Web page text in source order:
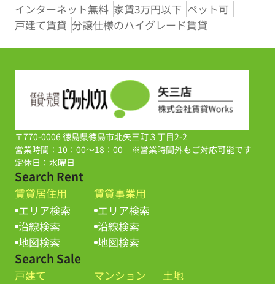
インターネット無料 家賃3万円以下 ペット可
戸建て賃貸 分譲仕様のハイグレード賃貸
〒770-0006 徳島県徳島市北矢三町３丁目2-2
営業時間：10：00～18：00 ※営業時間外もご対応可能です
定休日：水曜日
Search Rent
賃貸居住用
エリア検索
沿線検索
地図検索
賃貸事業用
エリア検索
沿線検索
地図検索
Search Sale
戸建て
マンション
土地